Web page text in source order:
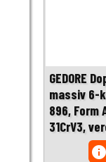
GEDORE
massiv 6-
896, Form
31CrV3,